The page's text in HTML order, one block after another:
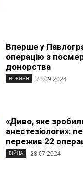
Вперше у
операцію з
донорства
НОВИНИ 21.09.2024
«Диво, яке
анестезіологи»:
пережив 22
ВІЙНА 28.07.2024